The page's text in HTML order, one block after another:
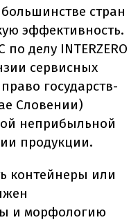
стран
эффективность.
делу INTERZERO
сервисных
государств-
Словении)
неприбыльной
продукции.
контейнеры или
и морфологию